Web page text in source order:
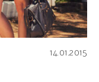
14.01.2015